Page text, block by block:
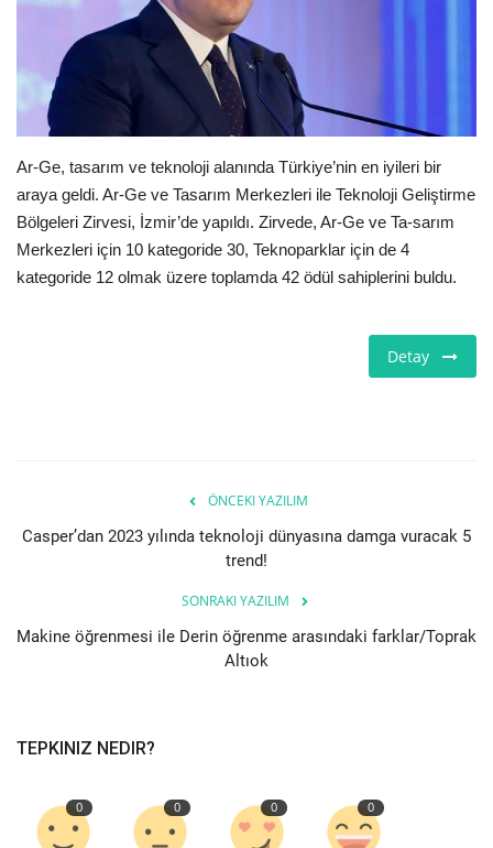
Tubitak
Teknoloji Kurumu
Teknoloji
Yazılım Dilleri
Makaleler
Ar-Ge, tasarım ve teknoloji alanında Türkiye’nin en iyileri bir
araya geldi. Ar-Ge ve Tasarım Merkezleri ile Teknoloji Geliştirme
Bölgeleri Zirvesi, İzmir’de yapıldı. Zirvede, Ar-Ge ve Ta-sarım
Merkezleri için 10 kategoride 30, Teknoparklar için de 4
kategoride 12 olmak üzere toplamda 42 ödül sahiplerini buldu.
Detay
ÖNCEKI YAZILIM
Casper’dan 2023 yılında teknoloji dünyasına damga vuracak 5
trend!
SONRAKI YAZILIM
Makine öğrenmesi ile Derin öğrenme arasındaki farklar/Toprak
Altıok
TEPKINIZ NEDIR?
0 0 0 0